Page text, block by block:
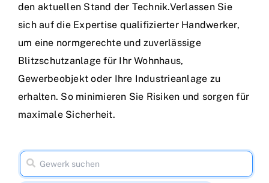
den aktuellen Stand der Technik.Verlassen Sie
sich auf die Expertise qualifizierter Handwerker,
um eine normgerechte und zuverlässige
Blitzschutzanlage für Ihr Wohnhaus,
Gewerbeobjekt oder Ihre Industrieanlage zu
erhalten. So minimieren Sie Risiken und sorgen für
maximale Sicherheit.